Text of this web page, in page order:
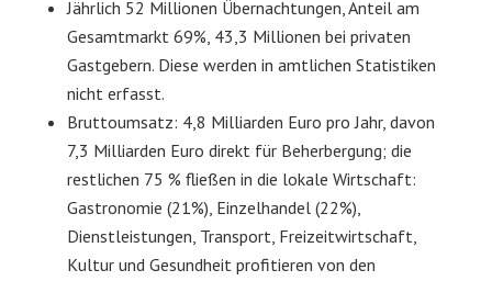
Jährlich 52 Millionen Übernachtungen, Anteil am
Gesamtmarkt 69%, 43,3 Millionen bei privaten
Gastgebern. Diese werden in amtlichen Statistiken
nicht erfasst.
Bruttoumsatz: 4,8 Milliarden Euro pro Jahr, davon
7,3 Milliarden Euro direkt für Beherbergung; die
restlichen 75 % fließen in die lokale Wirtschaft:
Gastronomie (21%), Einzelhandel (22%),
Dienstleistungen, Transport, Freizeitwirtschaft,
Kultur und Gesundheit profitieren von den